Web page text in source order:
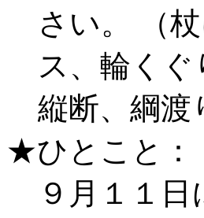
さい。 （
ス、輪く
縦断、綱渡
★ひとこと：
９月１１